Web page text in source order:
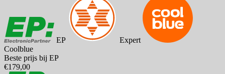
EP
Expert
Coolblue
Beste prijs bij EP
€179,00